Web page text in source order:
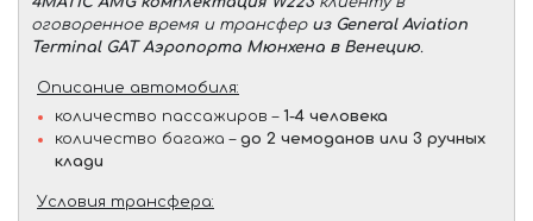
оговоренное время и трансфер из General Aviation
Terminal GAT Аэропорта Мюнхена в Венецию.
Описание автомобиля:
количество пассажиров – 1-4 человека
количество багажа – до 2 чемоданов или 3 ручных
клади
Условия трансфера: